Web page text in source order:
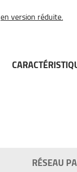
en version réduite.
RÉSEAU